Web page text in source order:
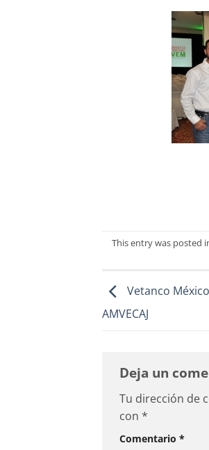
This entry was posted
Vetanco
AMVECAJ
Deja un
Tu dirección de
con *
Comentario *